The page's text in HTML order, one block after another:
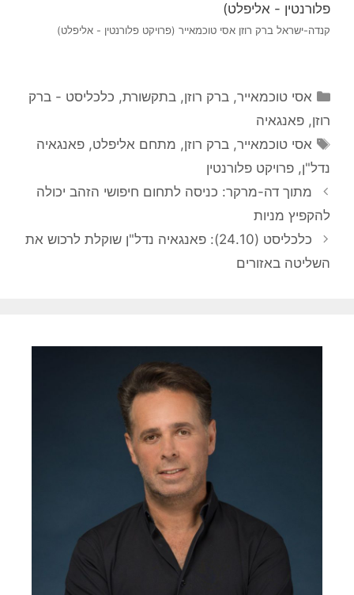
קנדה-ישראל ברק רוזן אסי טוכמאייר (פרויקט פלורנטין - אליפלט)
קטגוריות
אסי טוכמאייר,ברק רוזן,בתקשורת, כלכליסט - ברק
רוזן, פאנגאיה
תגיות
אסי טוכמאייר,ברק רוזן, מתחם אליפלט,פאנגאיה
נדל"ן, פרויקט פלורנטין
מתוך דה-מרקר: כניסה לתחום חיפושי הזהב יכולה
להקפיץ מניות
כלכליסט (24.10): פאנגאיה נדל"ן שוקלת לרכוש את
השליטה באזורים